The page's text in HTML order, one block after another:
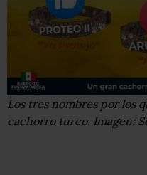
Los tres nombres por los
cachorro turco. Imagen: